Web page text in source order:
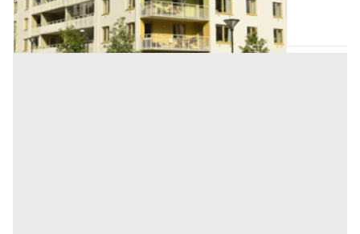
Codice asta: AI3171366
Asta chiusa